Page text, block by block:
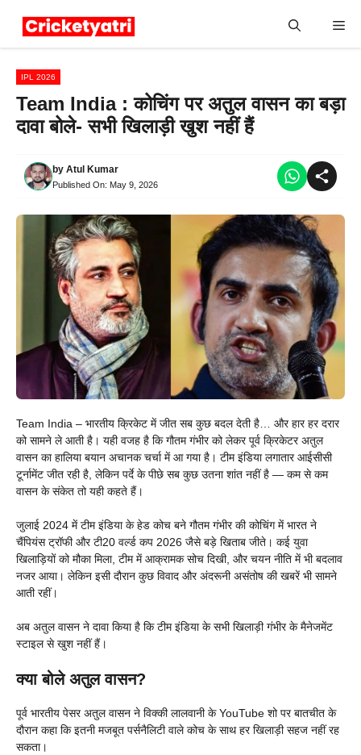
IPL 2026
Team India : कोचिंग पर अतुल वासन का बड़ा
दावा बोले- सभी खिलाड़ी खुश नहीं हैं
by Atul Kumar
Published On: May 9, 2026
Team India – भारतीय क्रिकेट में जीत सब कुछ बदल देती है… और हार हर दरार
को सामने ले आती है। यही वजह है कि गौतम गंभीर को लेकर पूर्व क्रिकेटर अतुल
वासन का हालिया बयान अचानक चर्चा में आ गया है। टीम इंडिया लगातार आईसीसी
टूर्नामेंट जीत रही है, लेकिन पर्दे के पीछे सब कुछ उतना शांत नहीं है — कम से कम
वासन के संकेत तो यही कहते हैं।
जुलाई 2024 में टीम इंडिया के हेड कोच बने गौतम गंभीर की कोचिंग में भारत ने
चैंपियंस ट्रॉफी और टी20 वर्ल्ड कप 2026 जैसे बड़े खिताब जीते। कई युवा
खिलाड़ियों को मौका मिला, टीम में आक्रामक सोच दिखी, और चयन नीति में भी बदलाव
नजर आया। लेकिन इसी दौरान कुछ विवाद और अंदरूनी असंतोष की खबरें भी सामने
आती रहीं।
अब अतुल वासन ने दावा किया है कि टीम इंडिया के सभी खिलाड़ी गंभीर के मैनेजमेंट
स्टाइल से खुश नहीं हैं।
क्या बोले अतुल वासन?
पूर्व भारतीय पेसर अतुल वासन ने विक्की लालवानी के YouTube शो पर बातचीत के
दौरान कहा कि इतनी मजबूत पर्सनैलिटी वाले कोच के साथ हर खिलाड़ी सहज नहीं रह
सकता।